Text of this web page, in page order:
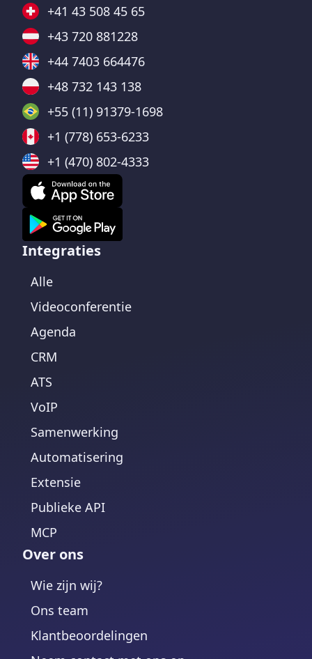
+41 43 508 45 65
+43 720 881228
+44 7403 664476
+48 732 143 138
+55 (11) 91379-1698
+1 (778) 653-6233
+1 (470) 802-4333
Integraties
Alle
Videoconferentie
Agenda
CRM
ATS
VoIP
Samenwerking
Automatisering
Extensie
Publieke API
MCP
Over ons
Wie zijn wij?
Ons team
Klantbeoordelingen